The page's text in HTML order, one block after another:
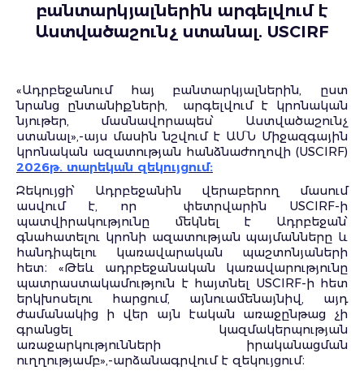
բանտարկյալներին արգելվում է
Աստվածաշունչ ստանալ. USCIRF
«Ադրբեջանում հայ բանտարկյալներին, ըստ
նրանց ընտանիքների, արգելվում է կրոնական
նյութեր, մասնավորապես՝ Աստվածաշունչ
ստանալ»,-այս մասին նշվում է ԱՄՆ Միջազգային
կրոնական ազատության հանձնաժողովի (USCIRF)
2026թ. տարեկան զեկույցում:
Զեկույցի՝ Ադրբեջանին վերաբերող մասում
ասվում է, որ փետրվարին USCIRF-ի
պատվիրակությունը մեկնել է Ադրբեջան՝
գնահատելու կրոնի ազատության պայմանները և
հանդիպելու կառավարական պաշտոնյաների
հետ։ «Թեև ադրբեջանական կառավարությունը
պատրաստակամություն է հայտնել USCIRF-ի հետ
երկխոսելու հարցում, այնուամենայնիվ, այդ
ժամանակից ի վեր այն էական առաջընթաց չի
գրանցել կազմակերպության
առաջարկությունների իրականացման
ուղղությամբ»,-արձանագրվում է զեկույցում։